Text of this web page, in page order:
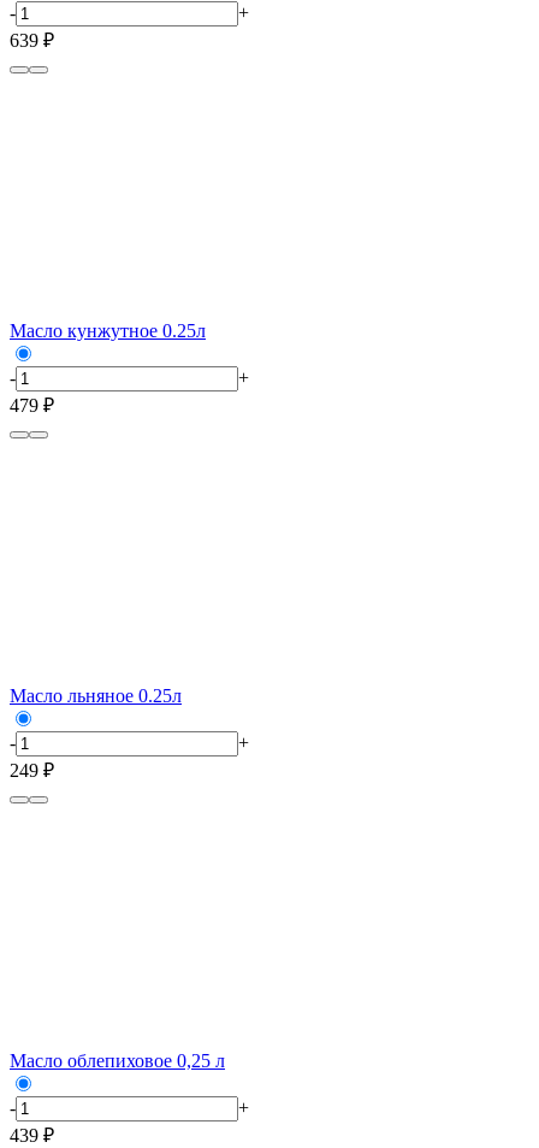
-
+
639 ₽
Масло кунжутное 0.25л
-
+
479 ₽
Масло льняное 0.25л
-
+
249 ₽
Масло облепиховое 0,25 л
-
+
439 ₽